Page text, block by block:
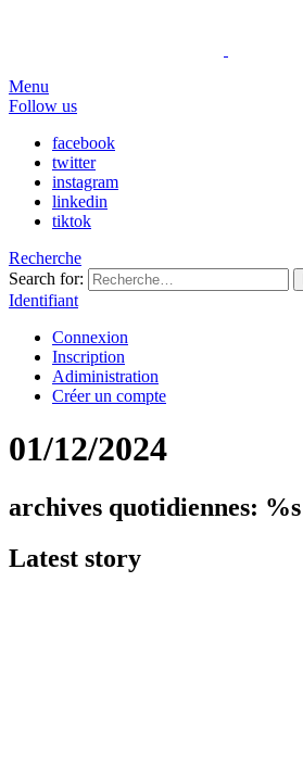
Menu
Follow us
facebook
twitter
instagram
linkedin
tiktok
Recherche
Search for:
Identifiant
Connexion
Inscription
Adiministration
Créer un compte
01/12/2024
archives quotidiennes: %s
Latest story